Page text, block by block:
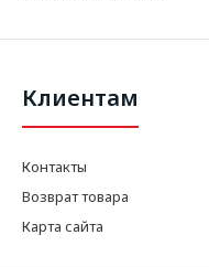
Клиентам
Контакты
Возврат товара
Карта сайта